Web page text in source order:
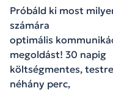
Próbáld ki most
számára
optimális
megoldást! 30 napig
költségmentes,
néhány perc,